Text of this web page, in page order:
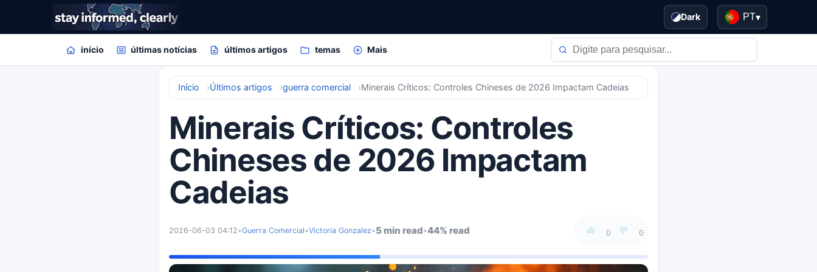
Dark PT▾
início últimas notícias últimos artigos temas Mais
Início Últimos artigos guerra comercial Minerais Críticos: Controles Chineses de 2026 Impactam Cadeias
Minerais Críticos: Controles
Chineses de 2026 Impactam
Cadeias
0 0
2026-06-03 04:12•Guerra Comercial•Victoria Gonzalez•5 min read•44% read